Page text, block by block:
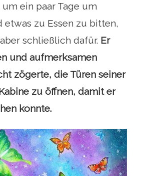
ein paar Tage um
zu Essen zu bitten,
schließlich dafür. Er
und aufmerksamen
zögerte, die Türen seiner
zu öffnen, damit er
konnte.